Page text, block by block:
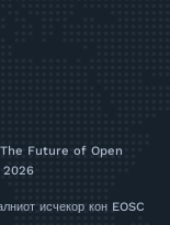
„The Future of Open
2026
исчекор кон EOSC